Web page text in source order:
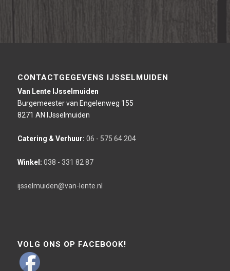
CONTACTGEGEVENS IJSSELMUIDEN
Van Lente IJsselmuiden
Burgemeester van Engelenweg 155
8271 AN IJsselmuiden
Catering & Verhuur: 06 - 575 64 204
Winkel: 038 - 331 82 87
ijsselmuiden@van-lente.nl
VOLG ONS OP FACEBOOK!